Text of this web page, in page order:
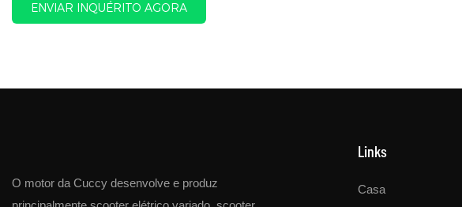
ENVIAR INQUÉRITO AGORA
O motor da Cuccy desenvolve e produz
Links
Casa